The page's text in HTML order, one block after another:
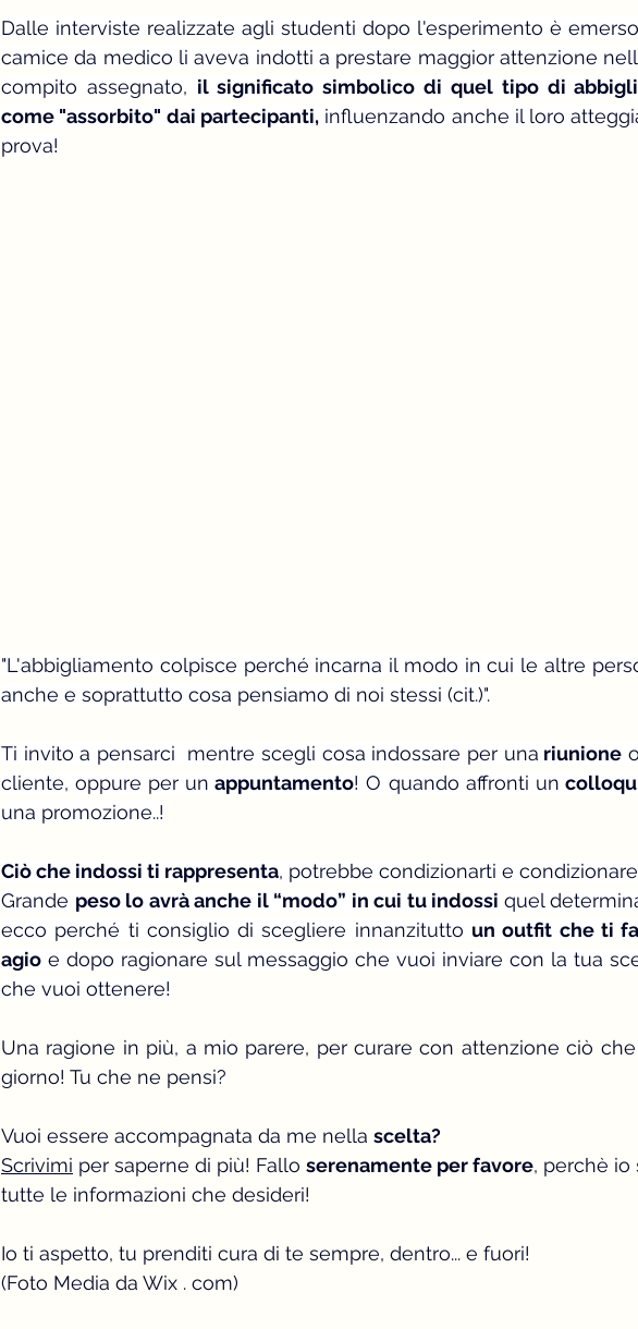
Dalle interviste realizzate agli studenti dopo l'esperimento è
camice da medico li aveva indotti a prestare maggior attenzione
compito assegnato, il significato simbolico di quel tipo di
come "assorbito" dai partecipanti, influenzando anche il loro
prova!
"L'abbigliamento colpisce perché incarna il modo in cui le altre
anche e soprattutto cosa pensiamo di noi stessi (cit.)".
Ti invito a pensarci  mentre scegli cosa indossare per una riunione
cliente, oppure per un appuntamento! O quando affronti un
una promozione..!
Ciò che indossi ti rappresenta, potrebbe condizionarti e
Grande peso lo avrà anche il “modo” in cui tu indossi quel
ecco perché ti consiglio di scegliere innanzitutto un outfit che ti
agio e dopo ragionare sul messaggio che vuoi inviare con la tua
che vuoi ottenere!
Una ragione in più, a mio parere, per curare con attenzione ciò
giorno! Tu che ne pensi?
Vuoi essere accompagnata da me nella scelta?
Scrivimi per saperne di più! Fallo serenamente per favore, perchè io
tutte le informazioni che desideri!
Io ti aspetto, tu prenditi cura di te sempre, dentro... e fuori!
(Foto Media da Wix . com)